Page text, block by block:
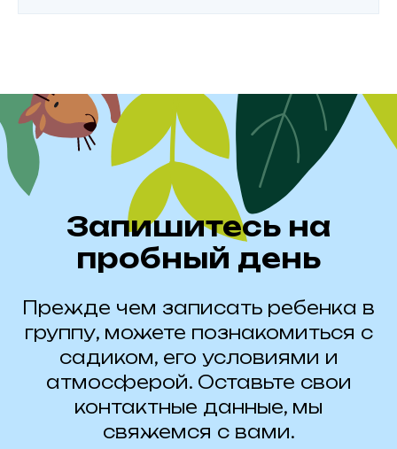
Запишитесь на
пробный день
Прежде чем записать ребенка в
группу, можете познакомиться с
садиком, его условиями и
атмосферой. Оставьте свои
контактные данные, мы
свяжемся с вами.